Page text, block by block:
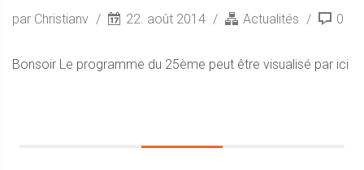
par Christianv 22. août 2014 Actualités 0
Bonsoir Le programme du 25ème peut être visualisé par ici